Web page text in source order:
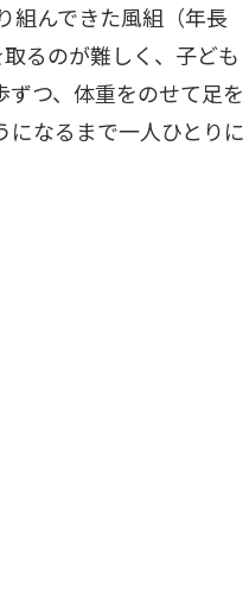
組んできた風組（年長
るのが難しく、子ども
つ、体重をのせて足を
なるまで一人ひとりに